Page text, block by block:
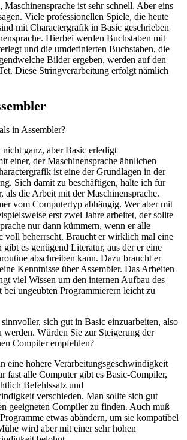
Maschinensprache ist sehr schnell. Aber eins
Viele professionellen Spiele, die heute
mit Charactergrafik in Basic geschrieben
Hierbei werden Buchstaben mit
und die umdefinierten Buchstaben, die
Bilder ergeben, werden auf den
Diese Stringverarbeitung erfolgt nämlich
in Assembler?
ganz, aber Basic erledigt
einer, der Maschinensprache ähnlichen
ist eine der Grundlagen in der
Sich damit zu beschäftigen, halte ich für
als die Arbeit mit der Maschinensprache.
vom Computertyp abhängig. Wer aber mit
erst zwei Jahre arbeitet, der sollte
nur dann kümmern, wenn er alle
voll beherrscht. Braucht er wirklich mal eine
es genügend Literatur, aus der er eine
abschreiben kann. Dazu braucht er
Kenntnisse über Assembler. Das Arbeiten
viel Wissen um den internen Aufbau des
ungeübten Programmierern leicht zu
sinnvoller, sich gut in Basic einzuarbeiten, also
werden. Würden Sie zur Steigerung der
Compiler empfehlen?
eine höhere Verarbeitungsgeschwindigkeit
fast alle Computer gibt es Basic-Compiler,
Befehlssatz und
verschieden. Man sollte sich gut
geeigneten Compiler zu finden. Auch muß
etwas abändern, um sie kompatibel
wird aber mit einer sehr hohen